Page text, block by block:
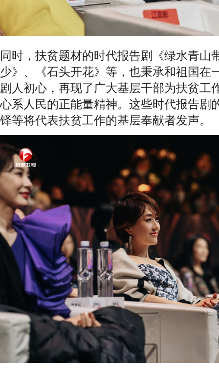
同时，扶贫题材的时代报告剧《绿水青山
少》、《石头开花》等，也秉承和祖国在
剧人初心，再现了广大基层干部为扶贫工
心系人民的正能量精神。这些时代报告剧
铎等将代表扶贫工作的基层奉献者发声。